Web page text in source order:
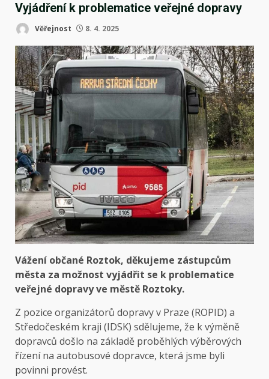
Vyjádření k problematice veřejné dopravy
Věřejnost 8. 4. 2025
Vážení občané Roztok, děkujeme zástupcům
města za možnost vyjádřit se k problematice
veřejné dopravy ve městě Roztoky.
Z pozice organizátorů dopravy v Praze (ROPID) a
Středočeském kraji (IDSK) sdělujeme, že k výměně
dopravců došlo na základě proběhlých výběrových
řízení na autobusové dopravce, která jsme byli
povinni provést.